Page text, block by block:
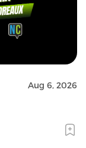
Aug 6, 2026